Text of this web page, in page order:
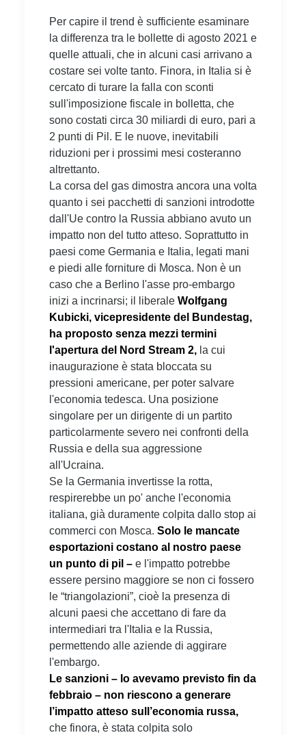
Per capire il trend è sufficiente esaminare
la differenza tra le bollette di agosto 2021 e
quelle attuali, che in alcuni casi arrivano a
costare sei volte tanto. Finora, in Italia si è
cercato di turare la falla con sconti
sull'imposizione fiscale in bolletta, che
sono costati circa 30 miliardi di euro, pari a
2 punti di Pil. E le nuove, inevitabili
riduzioni per i prossimi mesi costeranno
altrettanto.
La corsa del gas dimostra ancora una volta
quanto i sei pacchetti di sanzioni introdotte
dall'Ue contro la Russia abbiano avuto un
impatto non del tutto atteso. Soprattutto in
paesi come Germania e Italia, legati mani
e piedi alle forniture di Mosca. Non è un
caso che a Berlino l'asse pro-embargo
inizi a incrinarsi; il liberale Wolfgang
Kubicki, vicepresidente del Bundestag,
ha proposto senza mezzi termini
l'apertura del Nord Stream 2, la cui
inaugurazione è stata bloccata su
pressioni americane, per poter salvare
l'economia tedesca. Una posizione
singolare per un dirigente di un partito
particolarmente severo nei confronti della
Russia e della sua aggressione
all'Ucraina.
Se la Germania invertisse la rotta,
respirerebbe un po' anche l'economia
italiana, già duramente colpita dallo stop ai
commerci con Mosca. Solo le mancate
esportazioni costano al nostro paese
un punto di pil – e l'impatto potrebbe
essere persino maggiore se non ci fossero
le “triangolazioni”, cioè la presenza di
alcuni paesi che accettano di fare da
intermediari tra l'Italia e la Russia,
permettendo alle aziende di aggirare
l'embargo.
Le sanzioni – lo avevamo previsto fin da
febbraio – non riescono a generare
l’impatto atteso sull’economia russa,
che finora, è stata colpita solo